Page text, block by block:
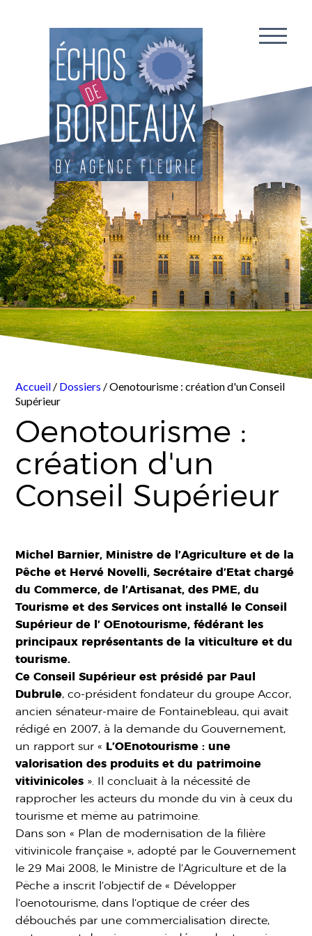
Accueil / Dossiers / Oenotourisme : création d'un Conseil
Supérieur
Oenotourisme :
création d'un
Conseil Supérieur
Michel Barnier, Ministre de l’Agriculture et de la
Pêche et Hervé Novelli, Secrétaire d’Etat chargé
du Commerce, de l’Artisanat, des PME, du
Tourisme et des Services ont installé le Conseil
Supérieur de l’ OEnotourisme, fédérant les
principaux représentants de la viticulture et du
tourisme.
Ce Conseil Supérieur est présidé par Paul
Dubrule, co-président fondateur du groupe Accor,
ancien sénateur-maire de Fontainebleau, qui avait
rédigé en 2007, à la demande du Gouvernement,
un rapport sur « L’OEnotourisme : une
valorisation des produits et du patrimoine
vitivinicoles ». Il concluait à la nécessité de
rapprocher les acteurs du monde du vin à ceux du
tourisme et même au patrimoine.
Dans son « Plan de modernisation de la filière
vitivinicole française », adopté par le Gouvernement
le 29 Mai 2008, le Ministre de l’Agriculture et de la
Pêche a inscrit l’objectif de « Développer
l’oenotourisme, dans l’optique de créer des
débouchés par une commercialisation directe,